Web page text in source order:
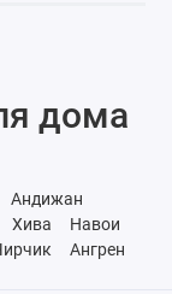
дома
Андижан
Хива
Навои
Ангрен